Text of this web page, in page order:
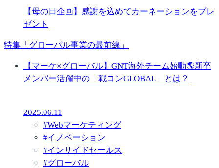
【母の日企画】感謝を込めてカーネーションをプレ
ゼント
特集「グローバル事業の最前線」
【マーケ×グローバル】GNT海外チーム始動🌎新卒
メンバー活躍中の「戦コンGLOBAL」とは？
2025.06.11
#Webマーケティング
#イノベーション
#インサイドセールス
#グローバル